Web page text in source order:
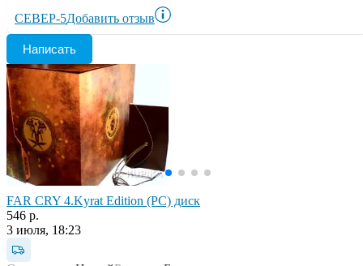
СЕВЕР-5Добавить отзыв
Написать
FAR CRY 4.Kyrat Edition (PC) диск
546 р.
3 июля, 18:23